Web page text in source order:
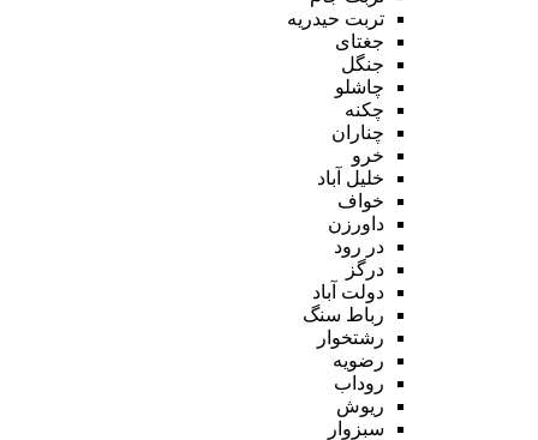
تربت حیدریه
جغتای
جنگل
چاشلو
چکنه
چناران
خرو
خلیل آباد
خواف
داورزن
در رود
درگز
دولت آباد
رباط سنگ
رشتخوار
رضویه
روداب
ریوش
سبزوار